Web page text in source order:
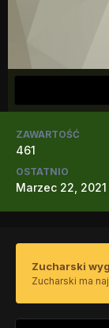
ZAWARTOŚĆ
461
OSTATNIO
Marzec 22, 2021
Zucharski
Zucharski ma